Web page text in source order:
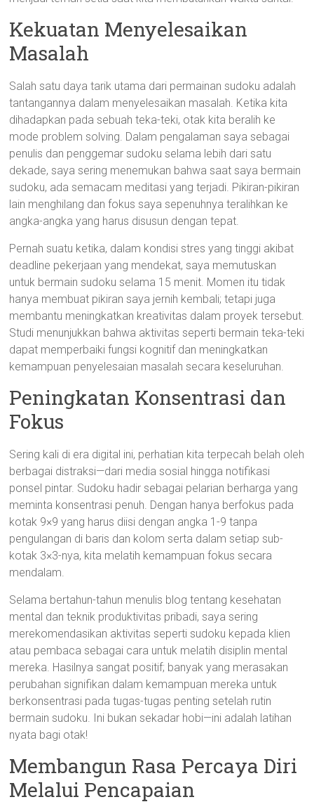
Kekuatan Menyelesaikan
Masalah
Salah satu daya tarik utama dari permainan sudoku adalah
tantangannya dalam menyelesaikan masalah. Ketika kita
dihadapkan pada sebuah teka-teki, otak kita beralih ke
mode problem solving. Dalam pengalaman saya sebagai
penulis dan penggemar sudoku selama lebih dari satu
dekade, saya sering menemukan bahwa saat saya bermain
sudoku, ada semacam meditasi yang terjadi. Pikiran-pikiran
lain menghilang dan fokus saya sepenuhnya teralihkan ke
angka-angka yang harus disusun dengan tepat.
Pernah suatu ketika, dalam kondisi stres yang tinggi akibat
deadline pekerjaan yang mendekat, saya memutuskan
untuk bermain sudoku selama 15 menit. Momen itu tidak
hanya membuat pikiran saya jernih kembali; tetapi juga
membantu meningkatkan kreativitas dalam proyek tersebut.
Studi menunjukkan bahwa aktivitas seperti bermain teka-teki
dapat memperbaiki fungsi kognitif dan meningkatkan
kemampuan penyelesaian masalah secara keseluruhan.
Peningkatan Konsentrasi dan
Fokus
Sering kali di era digital ini, perhatian kita terpecah belah oleh
berbagai distraksi—dari media sosial hingga notifikasi
ponsel pintar. Sudoku hadir sebagai pelarian berharga yang
meminta konsentrasi penuh. Dengan hanya berfokus pada
kotak 9×9 yang harus diisi dengan angka 1-9 tanpa
pengulangan di baris dan kolom serta dalam setiap sub-
kotak 3×3-nya, kita melatih kemampuan fokus secara
mendalam.
Selama bertahun-tahun menulis blog tentang kesehatan
mental dan teknik produktivitas pribadi, saya sering
merekomendasikan aktivitas seperti sudoku kepada klien
atau pembaca sebagai cara untuk melatih disiplin mental
mereka. Hasilnya sangat positif; banyak yang merasakan
perubahan signifikan dalam kemampuan mereka untuk
berkonsentrasi pada tugas-tugas penting setelah rutin
bermain sudoku. Ini bukan sekadar hobi—ini adalah latihan
nyata bagi otak!
Membangun Rasa Percaya Diri
Melalui Pencapaian